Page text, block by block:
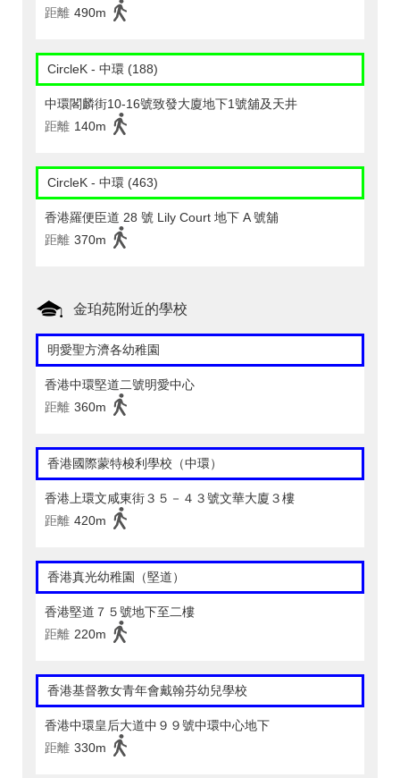
距離 490m
CircleK - 中環 (188)
中環閣麟街10-16號致發大廈地下1號舖及天井
距離 140m
CircleK - 中環 (463)
香港羅便臣道 28 號 Lily Court 地下 A 號舖
距離 370m
金珀苑附近的學校
明愛聖方濟各幼稚園
香港中環堅道二號明愛中心
距離 360m
香港國際蒙特梭利學校（中環）
香港上環文咸東街３５－４３號文華大廈３樓
距離 420m
香港真光幼稚園（堅道）
香港堅道７５號地下至二樓
距離 220m
香港基督教女青年會戴翰芬幼兒學校
香港中環皇后大道中９９號中環中心地下
距離 330m